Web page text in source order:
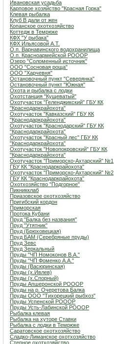
Ивановская усадьба
Карповое хозяйство "Красная Горка"
Клевая рыбалка
Клуб В дали от жен
Копанское охотхозяйство
Коттедж в Темрюке
КФХ "У рыбака"
КФХ Ильясовой А.Т.
О.п. Варнавинского водохранилища
О.п. Красноармейской РОООР
Озеро "Соломенный источник"
ООО "Сосновая роща"
ООО "Харчевня"
Остановочный пункт "Северянка"
Остановочный пункт "Южная"
Охота и рыбалка с лодки
Охотстанция "Кущеватый"
Охотучасток "Геленджикский" ГБУ КК
"Краснодаркрайохота"
Охотучасток "Кавказский" ГБУ КК
"Краснодаркрайохота"
Охотучасток "Краснодарский" ГБУ КК
"Краснодаркрайохота"
Охотучасток "Красный лес" ГБУ КК
"Краснодаркрайохота"
Охотучасток "Новопокровский" ГБУ КК
"Краснодаркрайохота"
Охотучасток "Приморско-Ахтарский" №1
ГБУ КК "Краснодаркрайохота"
Охотучасток "Приморско-Ахтарский" №2
ГБУ КК "Краснодаркрайохота"
Охотхозяйство "Подгорное"
Пикникклаб
Приазовское охотхозяйство
Пригибский кордон
Приморская
Протока Кубани
Пруд "Балка без названия"
Пруд "Утятник"
Пруд (Брюховецкая)
Пруд БАМ (Серебряные пруды)
Пруд Зевс
Пруд Зеркальный
Пруды "ЧП Номоконов В.А."
Пруды "ЧП Фоменко А.А."
Пруды (Васюринская)
Пруды (х.Ивлев)
Пруды (х.Спорный)
Пруды Апшеронской РОООР
Пруды на р. Очеретова Балка
Пруды ООО "Тихорецкий рыбхоз"
Пруды Успенской РОООР
Пруды Усть-Лабинской РОООР
Рыбалка клевая
Рыбалка на хуторе Ставки
Рыбалка с лодки в Темрюке
Саратовское охотхозяйство
Сладко-Лиманское охотхозяйство
Степное охотхозяйство